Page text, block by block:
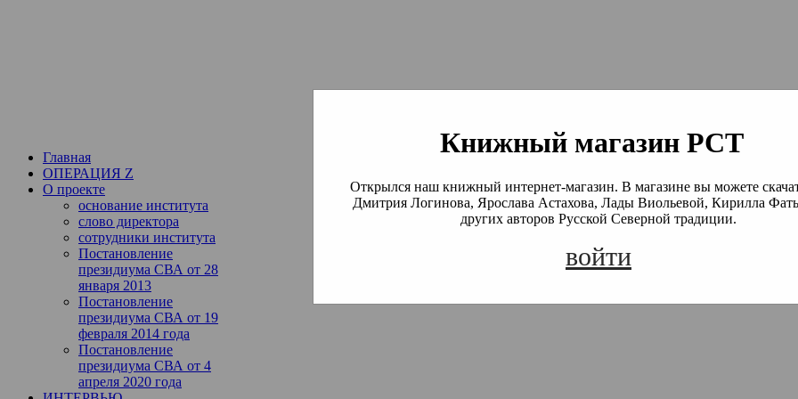
Книжный магазин РСТ
Открылся наш книжный интернет-магазин. В магазине вы можете
Дмитрия Логинова, Ярослава Астахова, Лады Виольевой, Кирилла
других авторов Русской Северной традиции.
войти
Институт богословия Русской Северной Традиции
Главная
ОПЕРАЦИЯ Z
О проекте
основание института
слово директора
сотрудники института
Постановление
президиума СВА от 28
января 2013
Постановление
президиума СВА от 19
февраля 2014 года
Постановление
президиума СВА от 4
апреля 2020 года